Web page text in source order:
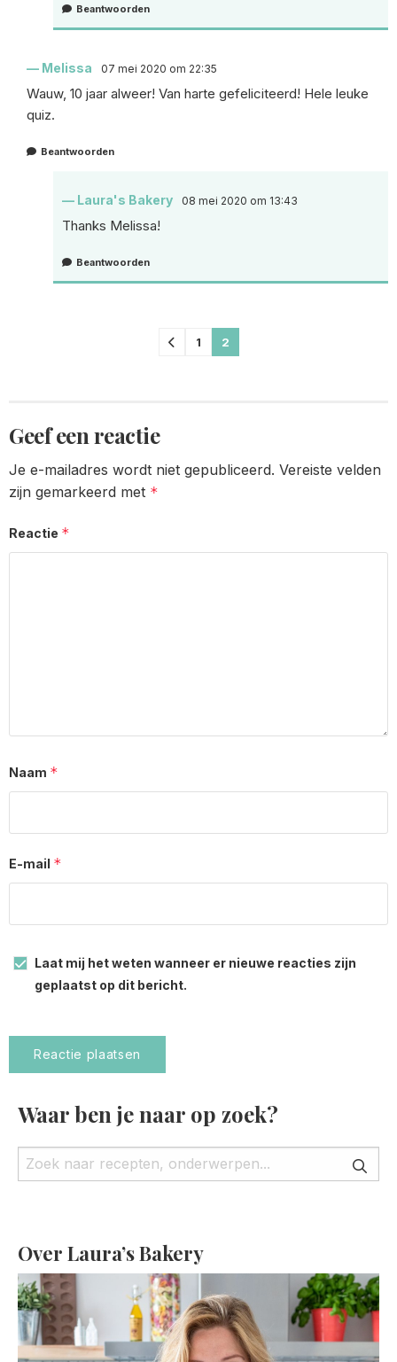
Beantwoorden
Melissa 07 mei 2020 om 22:35
Wauw, 10 jaar alweer! Van harte gefeliciteerd! Hele leuke
quiz.
Beantwoorden
Laura's Bakery 08 mei 2020 om 13:43
Thanks Melissa!
Beantwoorden
1 2
Geef een reactie
Je e-mailadres wordt niet gepubliceerd. Vereiste velden
zijn gemarkeerd met *
Reactie *
Naam *
E-mail *
Laat mij het weten wanneer er nieuwe reacties zijn
geplaatst op dit bericht.
Waar ben je naar op zoek?
Over Laura’s Bakery